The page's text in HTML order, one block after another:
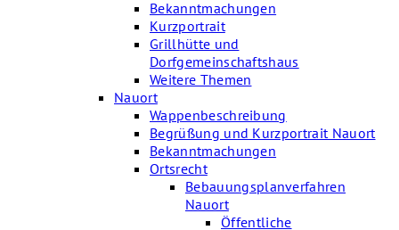
Bekanntmachungen
Kurzportrait
Grillhütte und
Dorfgemeinschaftshaus
Weitere Themen
Nauort
Wappenbeschreibung
Begrüßung und Kurzportrait Nauort
Bekanntmachungen
Ortsrecht
Bebauungsplanverfahren
Nauort
Öffentliche